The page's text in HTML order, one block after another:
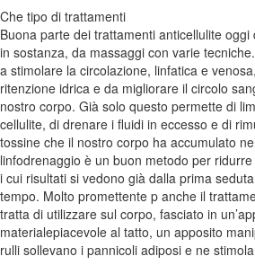
Che tipo di trattamenti
Buona parte dei trattamenti anticellulite oggi
in sostanza, da massaggi con varie
a stimolare la circolazione, linfatica e
ritenzione idrica e da migliorare il circolo
nostro corpo. Già solo questo permette di
cellulite, di drenare i fluidi in eccesso e di
tossine che il nostro corpo ha accumulato
linfodrenaggio è un buon metodo per
i cui risultati si vedono già dalla prima
tempo. Molto promettente p anche il
tratta di utilizzare sul corpo, fasciato in
materialepiacevole al tatto, un apposito
rulli sollevano i pannicoli adiposi e ne